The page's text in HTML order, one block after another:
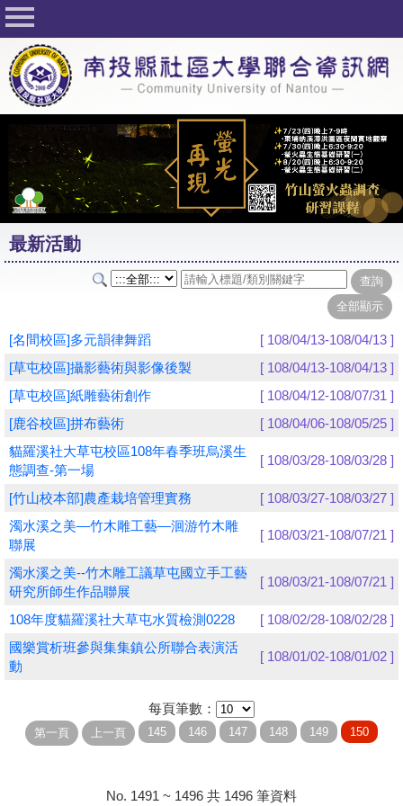
回首頁
關於社大
公佈欄
行事曆
最新活動
活動花絮
課程一覽表
志工與社團
友站連結
網路選課
學員專區
教師專區
評委專區
校務行政
最新活動
[名間校區]多元韻律舞蹈
[ 108/04/13-108/04/13 ]
[草屯校區]攝影藝術與影像後製
[ 108/04/13-108/04/13 ]
[草屯校區]紙雕藝術創作
[ 108/04/12-108/07/31 ]
[鹿谷校區]拼布藝術
[ 108/04/06-108/05/25 ]
貓羅溪社大草屯校區108年春季班烏溪生
態調查-第一場
[ 108/03/28-108/03/28 ]
[竹山校本部]農產栽培管理實務
[ 108/03/27-108/03/27 ]
濁水溪之美—竹木雕工藝—洄游竹木雕
聯展
[ 108/03/21-108/07/21 ]
濁水溪之美--竹木雕工議草屯國立手工藝
研究所師生作品聯展
[ 108/03/21-108/07/21 ]
108年度貓羅溪社大草屯水質檢測0228
[ 108/02/28-108/02/28 ]
國樂賞析班參與集集鎮公所聯合表演活
動
[ 108/01/02-108/01/02 ]
每頁筆數：
No. 1491 ~ 1496 共 1496 筆資料